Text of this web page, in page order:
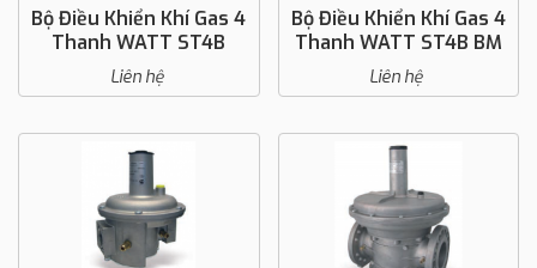
Bộ Điều Khiển Khí Gas 4
Thanh WATT ST4B
Liên hệ
Bộ Điều Khiển Khí Gas 4
Thanh WATT ST4B BM
Liên hệ